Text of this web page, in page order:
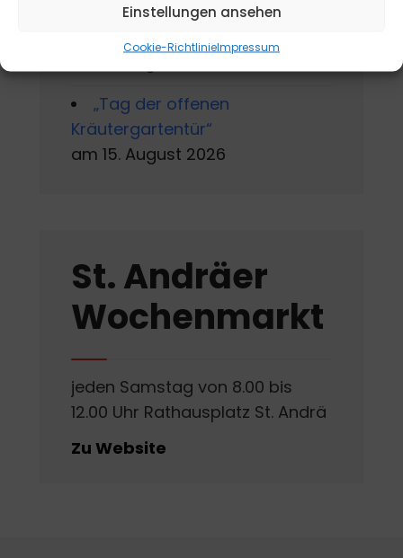
Einstellungen ansehen
Cookie-RichtlinieImpressum
Jahreskreisfest Schnitterin
„Kräuterbuschen“
„Tag der offenen
Kräutergartentür“
am 15. August 2026
St. Andräer
Wochenmarkt
jeden Samstag von 8.00 bis
12.00 Uhr Rathausplatz St. Andrä
Zu Website